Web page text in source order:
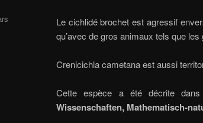
Le cichlidé brochet est agressif
qu’avec de gros animaux tels que
Crenicichla cametana est aussi
Cette espèce a été décrite
Wissenschaften, Mathematisch-